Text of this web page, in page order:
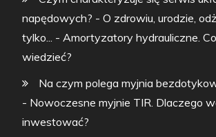
napędowych? - O zdrowiu, urodzie,
tylko... -Amortyzatory hydrauliczne.
wiedzieć?
Na czym polega myjnia
- Nowoczesne myjnie TIR. Dlaczego
inwestować?